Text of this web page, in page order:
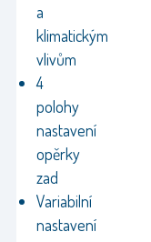
a
klimatickým
vlivům
4
polohy
nastavení
opěrky
zad
Variabilní
nastavení